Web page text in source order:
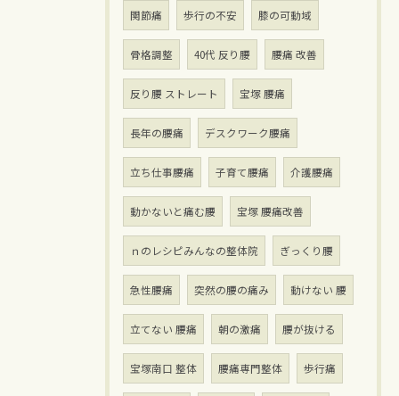
関節痛 歩行の不安 膝の可動域
骨格調整 40代 反り腰 腰痛 改善
反り腰 ストレート 宝塚 腰痛
長年の腰痛 デスクワーク腰痛
立ち仕事腰痛 子育て腰痛 介護腰痛
動かないと痛む腰 宝塚 腰痛改善
ｎのレシピみんなの整体院 ぎっくり腰
急性腰痛 突然の腰の痛み 動けない 腰
立てない 腰痛 朝の激痛 腰が抜ける
宝塚南口 整体 腰痛専門整体 歩行痛